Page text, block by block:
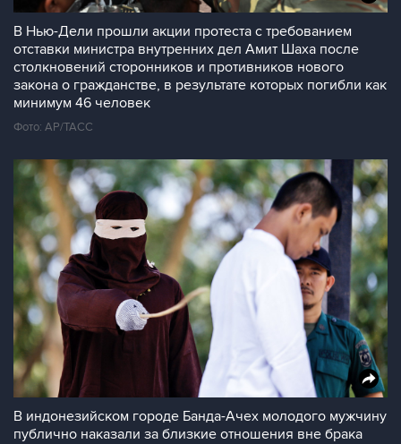
В Нью-Дели прошли акции протеста с требованием
отставки министра внутренних дел Амит Шаха после
столкновений сторонников и противников нового
закона о гражданстве, в результате которых погибли как
минимум 46 человек
Фото: AP/ТАСС
В индонезийском городе Банда-Ачех молодого мужчину
публично наказали за близкие отношения вне брака